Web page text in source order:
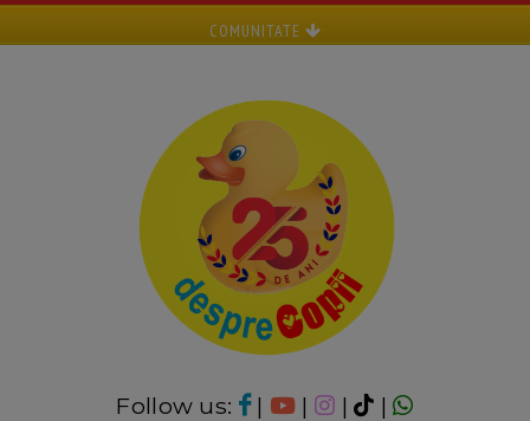
COMUNITATE
Follow us: | | |
|